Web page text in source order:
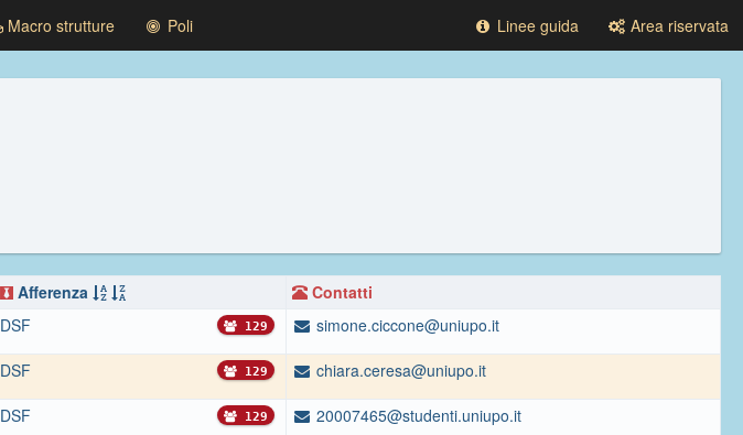
Macro strutture Poli Linee guida Area riservata
Afferenza
Contatti
DSF 129 simone.ciccone@uniupo.it
DSF 129 chiara.ceresa@uniupo.it
DSF 129 20007465@studenti.uniupo.it